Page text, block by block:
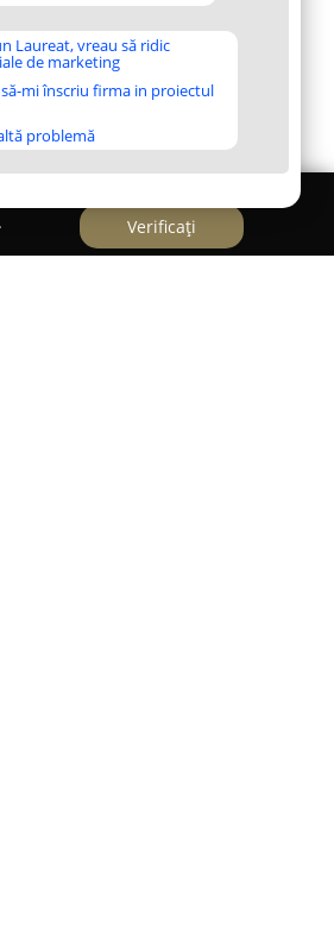
Laureat, vreau să ridic
de marketing
mi înscriu firma in proiectul
problemă
Verificați